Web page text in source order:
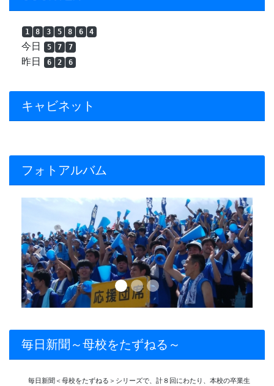
1 8 3 5 8 6 4
今日 5 7 7
昨日 6 2 6
キャビネット
フォトアルバム
Previous Next
毎日新聞～母校をたずねる～
毎日新聞＜母校をたずねる＞シリーズで、計８回にわたり、本校の卒業生